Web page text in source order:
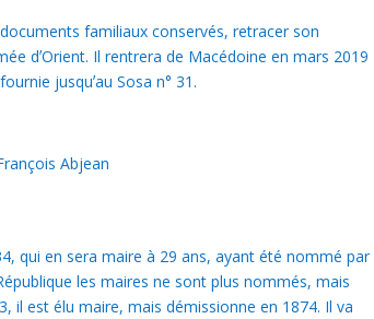
familiaux conservés, retracer son
dʼOrient. Il rentrera de Macédoine en mars 2019
jusquʼau Sosa n° 31.
Abjean
qui en sera maire à 29 ans, ayant été nommé par
les maires ne sont plus nommés, mais
il est élu maire, mais démissionne en 1874. Il va